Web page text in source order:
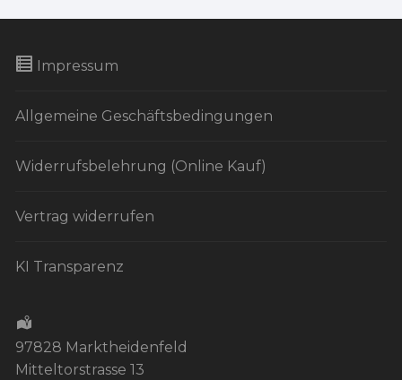
Impressum
Allgemeine Geschäftsbedingungen
Widerrufsbelehrung (Online Kauf)
Vertrag widerrufen
KI Transparenz
97828 Marktheidenfeld
Mitteltorstrasse 13